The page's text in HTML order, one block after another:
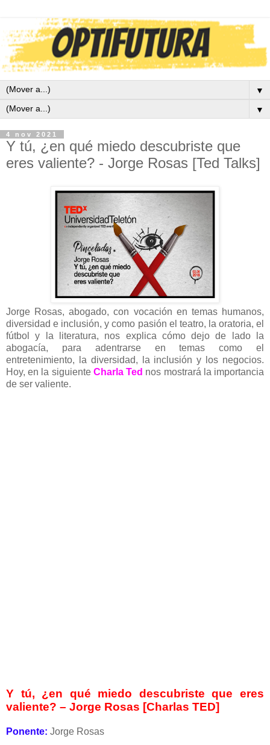
▼
▼
4 nov 2021
Y tú, ¿en qué miedo descubriste que
eres valiente? - Jorge Rosas [Ted Talks]
Jorge Rosas, abogado, con vocación en temas humanos,
diversidad e inclusión, y como pasión el teatro, la oratoria, el
fútbol y la literatura, nos explica cómo dejo de lado la
abogacía, para adentrarse en temas como el
entretenimiento, la diversidad, la inclusión y los negocios.
Hoy, en la siguiente Charla Ted nos mostrará la importancia
de ser valiente.
Y tú, ¿en qué miedo descubriste que eres
valiente? – Jorge Rosas [Charlas TED]
Ponente: Jorge Rosas